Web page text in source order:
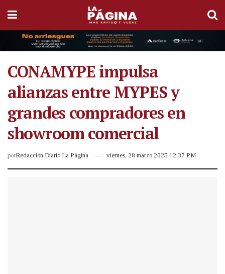
CONAMYPE impulsa
alianzas entre MYPES y
grandes compradores en
showroom comercial
porRedacción Diario La Página viernes, 28 marzo 2025 12:37 PM